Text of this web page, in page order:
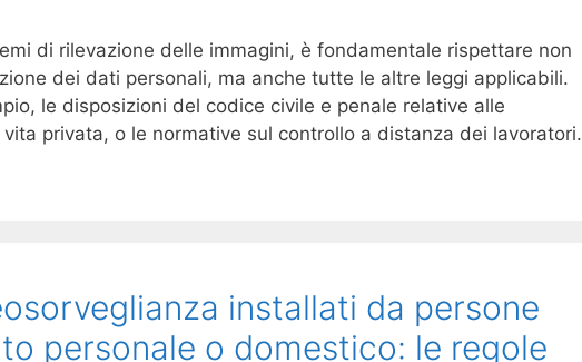
di rilevazione delle immagini, è fondamentale rispettare non
dei dati personali, ma anche tutte le altre leggi applicabili.
le disposizioni del codice civile e penale relative alle
privata, o le normative sul controllo a distanza dei lavoratori.
installati da persone
personale o domestico: le regole